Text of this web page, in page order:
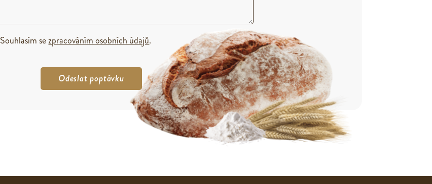
Souhlasím sezpracováním osobních údajů.